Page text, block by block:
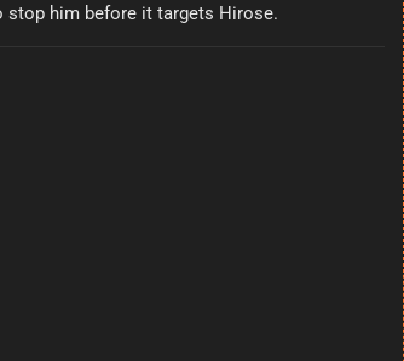
stop him before it targets Hirose.